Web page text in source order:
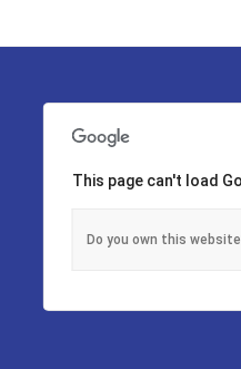
This page can't load
Do you own this